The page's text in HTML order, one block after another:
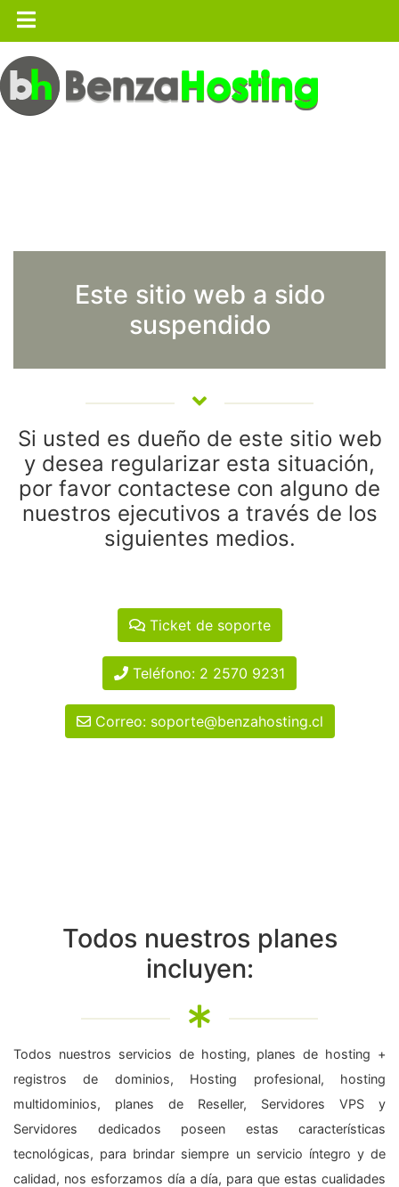
Este sitio web a sido
suspendido
Si usted es dueño de este sitio web
y desea regularizar esta situación,
por favor contactese con alguno de
nuestros ejecutivos a través de los
siguientes medios.
Ticket de soporte
Teléfono: 2 2570 9231
Correo: soporte@benzahosting.cl
Todos nuestros planes
incluyen:
Todos nuestros servicios de hosting, planes de hosting +
registros de dominios, Hosting profesional, hosting
multidominios, planes de Reseller, Servidores VPS y
Servidores dedicados poseen estas características
tecnológicas, para brindar siempre un servicio íntegro y de
calidad, nos esforzamos día a día, para que estas cualidades